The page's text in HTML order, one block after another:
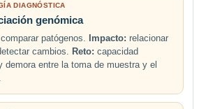
DIAGNÓSTICA
genómica
comparar patógenos. Impacto: relacionar
cambios. Reto: capacidad
demora entre la toma de muestra y el